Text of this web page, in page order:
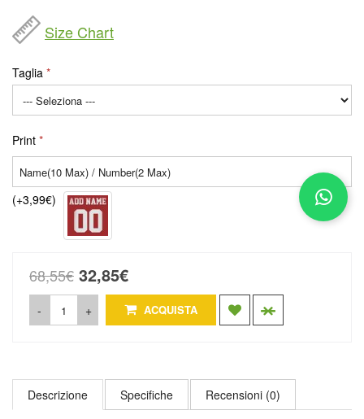
Size Chart
Taglia
Print
(+3,99€)
68,55€ 32,85€
- + ACQUISTA
Descrizione Specifiche Recensioni (0)